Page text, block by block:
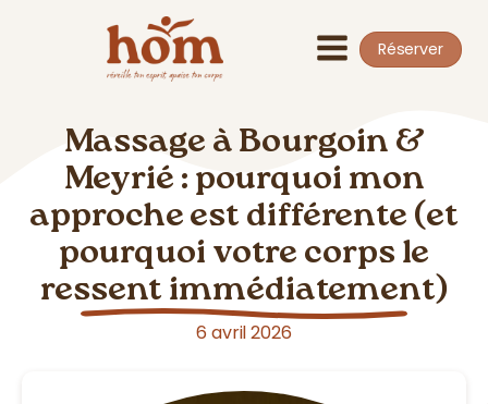
Réserver
Massage à Bourgoin &
Meyrié : pourquoi mon
approche est différente (et
pourquoi votre corps le
ressent immédiatement)
6 avril 2026